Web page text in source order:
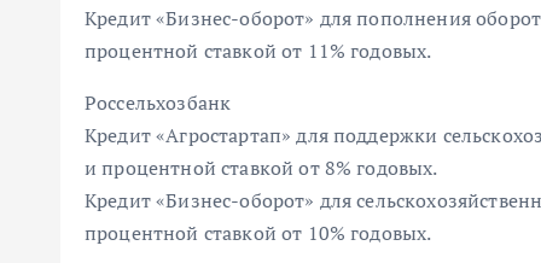
Кредит «Бизнес-оборот» для пополнения
процентной ставкой от 11% годовых.
Россельхозбанк
Кредит «Агростартап» для поддержки
и процентной ставкой от 8% годовых.
Кредит «Бизнес-оборот» для
процентной ставкой от 10% годовых.